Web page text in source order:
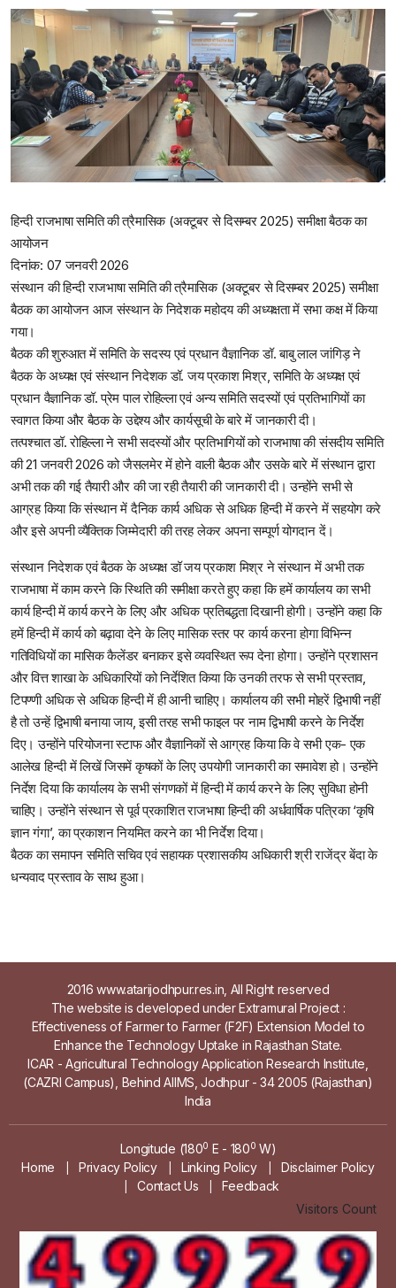
हिन्दी राजभाषा समिति की त्रैमासिक (अक्टूबर से दिसम्बर 2025) समीक्षा बैठक का
आयोजन
दिनांक: 07 जनवरी 2026
संस्थान की हिन्दी राजभाषा समिति की त्रैमासिक (अक्टूबर से दिसम्बर 2025) समीक्षा
बैठक का आयोजन आज संस्थान के निदेशक महोदय की अध्यक्षता में सभा कक्ष में किया
गया।
बैठक की शुरुआत में समिति के सदस्य एवं प्रधान वैज्ञानिक डॉ. बाबु लाल जांगिड़ ने
बैठक के अध्यक्ष एवं संस्थान निदेशक डॉ. जय प्रकाश मिश्र, समिति के अध्यक्ष एवं
प्रधान वैज्ञानिक डॉ. प्रेम पाल रोहिल्ला एवं अन्य समिति सदस्यों एवं प्रतिभागियों का
स्वागत किया और बैठक के उद्देश्य और कार्यसूची के बारे में जानकारी दी।
तत्पश्चात डॉ. रोहिल्ला ने सभी सदस्यों और प्रतिभागियों को राजभाषा की संसदीय समिति
की 21 जनवरी 2026 को जैसलमेर में होने वाली बैठक और उसके बारे में संस्थान द्वारा
अभी तक की गई तैयारी और की जा रही तैयारी की जानकारी दी। उन्होंने सभी से
आग्रह किया कि संस्थान में दैनिक कार्य अधिक से अधिक हिन्दी में करने में सहयोग करे
और इसे अपनी व्यैक्तिक जिम्मेदारी की तरह लेकर अपना सम्पूर्ण योगदान दें।
संस्थान निदेशक एवं बैठक के अध्यक्ष डॉ जय प्रकाश मिश्र ने संस्थान में अभी तक
राजभाषा में काम करने कि स्थिति की समीक्षा करते हुए कहा कि हमें कार्यालय का सभी
कार्य हिन्दी में कार्य करने के लिए और अधिक प्रतिबद्धता दिखानी होगी। उन्होंने कहा कि
हमें हिन्दी में कार्य को बढ़ावा देने के लिए मासिक स्तर पर कार्य करना होगा विभिन्न
गतिविधियों का मासिक कैलेंडर बनाकर इसे व्यवस्थित रूप देना होगा। उन्होंने प्रशासन
और वित्त शाखा के अधिकारियों को निर्देशित किया कि उनकी तरफ से सभी प्रस्ताव,
टिपण्णी अधिक से अधिक हिन्दी में ही आनी चाहिए। कार्यालय की सभी मोहरें द्विभाषी नहीं
है तो उन्हें द्विभाषी बनाया जाय, इसी तरह सभी फाइल पर नाम द्विभाषी करने के निर्देश
दिए। उन्होंने परियोजना स्टाफ और वैज्ञानिकों से आग्रह किया कि वे सभी एक- एक
आलेख हिन्दी में लिखें जिसमें कृषकों के लिए उपयोगी जानकारी का समावेश हो। उन्होंने
निर्देश दिया कि कार्यालय के सभी संगणकों में हिन्दी में कार्य करने के लिए सुविधा होनी
चाहिए। उन्होंने संस्थान से पूर्व प्रकाशित राजभाषा हिन्दी की अर्धवार्षिक पत्रिका ‘कृषि
ज्ञान गंगा’, का प्रकाशन नियमित करने का भी निर्देश दिया।
बैठक का समापन समिति सचिव एवं सहायक प्रशासकीय अधिकारी श्री राजेंद्र बेंदा के
धन्यवाद प्रस्ताव के साथ हुआ।
2016 www.atarijodhpur.res.in, All Right reserved
The website is developed under Extramural Project :
Effectiveness of Farmer to Farmer (F2F) Extension Model to
Enhance the Technology Uptake in Rajasthan State.
ICAR - Agricultural Technology Application Research Institute,
(CAZRI Campus), Behind AIIMS, Jodhpur - 34 2005 (Rajasthan)
India
Longitude (1800 E - 1800 W)
Home
Privacy Policy Linking Policy Disclaimer Policy
Contact Us
Feedback
Visitors Count